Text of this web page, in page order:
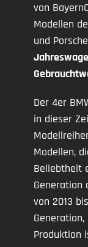
von
Modellen
und
Der 4er
in dieser
Modellen,
Beliebtheit
Generation
von 2013
Produktion